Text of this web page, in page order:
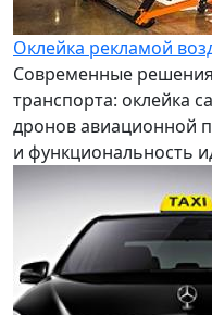
Оклейка рекламой
Современные
транспорта: оклейка
дронов авиационной
и функциональность